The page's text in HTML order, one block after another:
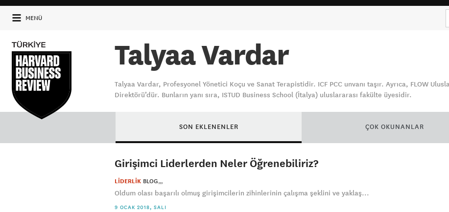
MENÜ
Talyaa Vardar
Talyaa Vardar, Profesyonel Yönetici Koçu ve Sanat Terapistidir. ICF PCC unvanı taşır. Ayrıca, FLOW
Direktörü’dür. Bunların yanı sıra, ISTUD Business School (İtalya) uluslararası fakülte üyesidir.
SON EKLENENLER ÇOK OKUNANLAR
Girişimci Liderlerden Neler Öğrenebiliriz?
LİDERLİK BLOG
Oldum olası başarılı olmuş girişimcilerin zihinlerinin çalışma şeklini ve yaklaş...
9 OCAK 2018, SALI